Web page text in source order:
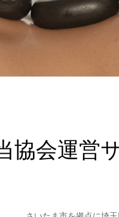
協会運営